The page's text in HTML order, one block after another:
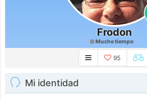
Frodon
Mucho tiempo
95
Mi identidad